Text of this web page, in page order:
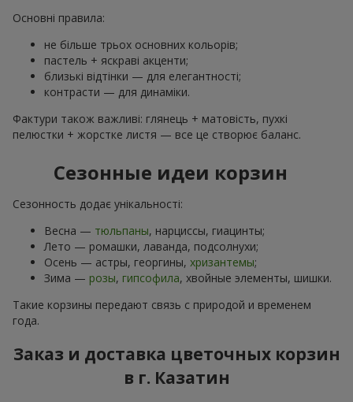
Основні правила:
не більше трьох основних кольорів;
пастель + яскраві акценти;
близькі відтінки — для елегантності;
контрасти — для динаміки.
Фактури також важливі: глянець + матовість, пухкі
пелюстки + жорстке листя — все це створює баланс.
Сезонные идеи корзин
Сезонность додає унікальності:
Весна — тюльпаны, нарциссы, гиацинты;
Лето — ромашки, лаванда, подсолнухи;
Осень — астры, георгины, хризантемы;
Зима — розы, гипсофила, хвойные элементы, шишки.
Такие корзины передают связь с природой и временем
года.
Заказ и доставка цветочных корзин
в г. Казатин